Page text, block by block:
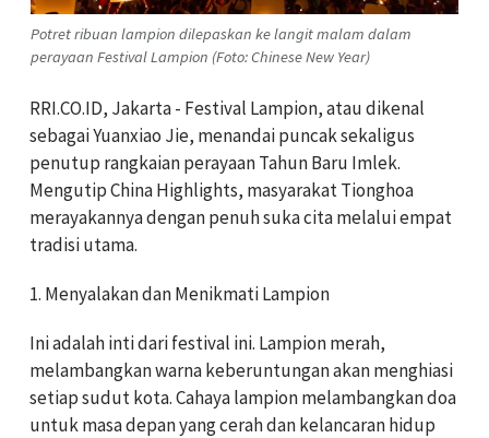
Potret ribuan lampion dilepaskan ke langit malam dalam
perayaan Festival Lampion (Foto: Chinese New Year)
RRI.CO.ID, Jakarta - Festival Lampion, atau dikenal
sebagai Yuanxiao Jie, menandai puncak sekaligus
penutup rangkaian perayaan Tahun Baru Imlek.
Mengutip China Highlights, masyarakat Tionghoa
merayakannya dengan penuh suka cita melalui empat
tradisi utama.
1. Menyalakan dan Menikmati Lampion
Ini adalah inti dari festival ini. Lampion merah,
melambangkan warna keberuntungan akan menghiasi
setiap sudut kota. Cahaya lampion melambangkan doa
untuk masa depan yang cerah dan kelancaran hidup